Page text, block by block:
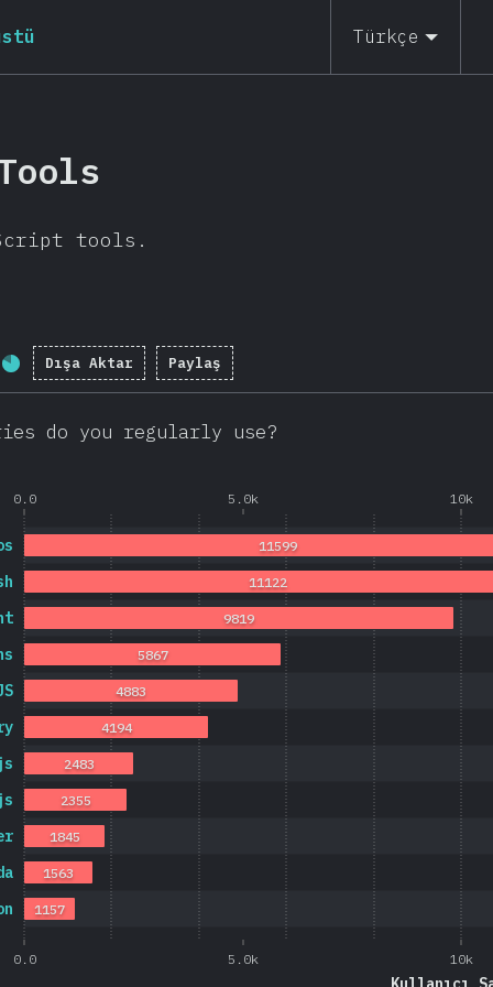
Türkçe
tools.
Tamamlanma yüzdesi:
Dışa Aktar Paylaş
do you regularly use?
0.0 5.0k 10k
0.0 5.0k 10k
1157
1563
1845
2355
2483
4194
4883
5867
9819
11122
11599